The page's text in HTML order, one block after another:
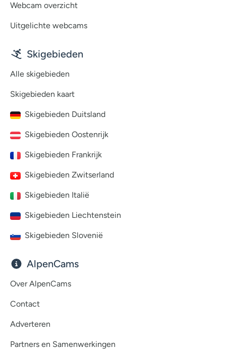
Webcam overzicht
Uitgelichte webcams
Skigebieden
Alle skigebieden
Skigebieden kaart
Skigebieden Duitsland
Skigebieden Oostenrijk
Skigebieden Frankrijk
Skigebieden Zwitserland
Skigebieden Italië
Skigebieden Liechtenstein
Skigebieden Slovenië
AlpenCams
Over AlpenCams
Contact
Adverteren
Partners en Samenwerkingen